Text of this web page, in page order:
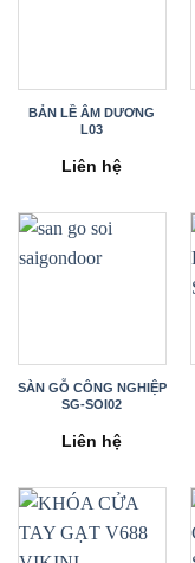
BẢN LỀ ÂM DƯƠNG
L03
Liên hệ
SÀN GỖ CÔNG NGHIỆP
SG-SOI02
Liên hệ